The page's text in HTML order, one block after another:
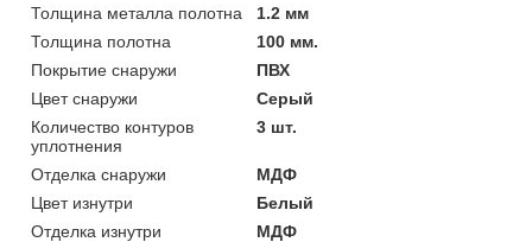
Толщина металла полотна
1.2 мм
Толщина полотна
100 мм.
Покрытие снаружи
ПВХ
Цвет снаружи
Серый
Количество контуров
уплотнения
3 шт.
Отделка снаружи
МДФ
Цвет изнутри
Белый
Отделка изнутри
МДФ